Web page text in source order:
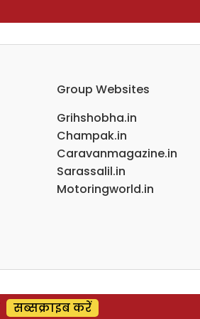
Group Websites
Grihshobha.in
Champak.in
Caravanmagazine.in
Sarassalil.in
Motoringworld.in
सब्सक्राइब करें